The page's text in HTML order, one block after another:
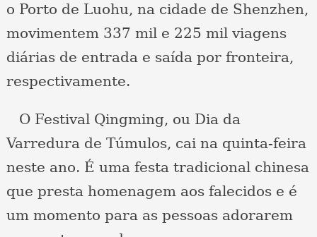
o Porto de Luohu, na cidade de Shenzhen,
movimentem 337 mil e 225 mil viagens
diárias de entrada e saída por fronteira,
respectivamente.
O Festival Qingming, ou Dia da
Varredura de Túmulos, cai na quinta-feira
neste ano. É uma festa tradicional chinesa
que presta homenagem aos falecidos e é
um momento para as pessoas adorarem